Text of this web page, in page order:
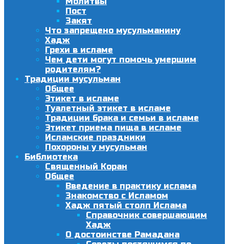
Пост
Закят
Что запрещено мусульманину
Хадж
Грехи в исламе
Чем дети могут помочь умершим
родителям?
Традиции мусульман
Общее
Этикет в исламе
Туалетный этикет в исламе
Традиции брака и семьи в исламе
Этикет приема пища в исламе
Исламские праздники
Похороны у мусульман
Библиотека
Священный Коран
Общее
Введение в практику ислама
Знакомство с Исламом
Хадж пятый столп Ислама
Справочник совершающим
Хадж
О достоинстве Рамадана